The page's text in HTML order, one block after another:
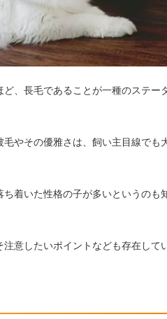
、長毛であることが一種のステー
やその優雅さは、飼い主目線でも
着いた性格の子が多いというのも
意したいポイントなども存在して